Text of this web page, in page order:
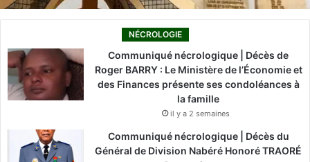
NÉCROLOGIE
Communiqué nécrologique | Décès de
Roger BARRY : Le Ministère de l’Économie et
des Finances présente ses condoléances à
la famille
il y a 2 semaines
Communiqué nécrologique | Décès du
Général de Division Nabéré Honoré TRAORÉ